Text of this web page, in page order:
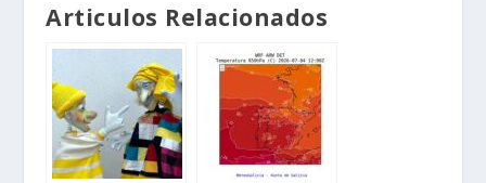
Articulos Relacionados